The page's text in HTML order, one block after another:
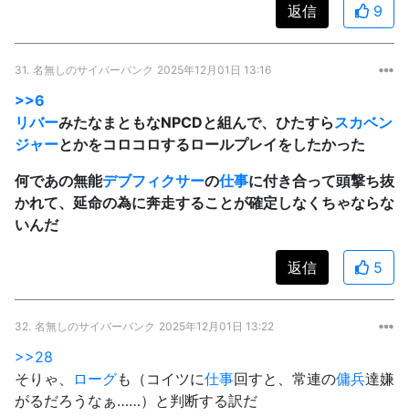
返信 9
31. 名無しのサイバーパンク 2025年12月01日 13:16
>>6
リバーみたなまともなNPCDと組んで、ひたすら スカベン
ジャーとかをコロコロするロールプレイをしたかった
何であの無能デブフィクサーの仕事に付き合って頭撃ち抜
かれて、延命の為に奔走することが確定しなくちゃならな
いんだ
返信 5
32. 名無しのサイバーパンク 2025年12月01日 13:22
>>28
そりゃ、
ローグも（コイツに仕事回すと、常連の傭兵達嫌
がるだろうなぁ……）と判断する訳だ